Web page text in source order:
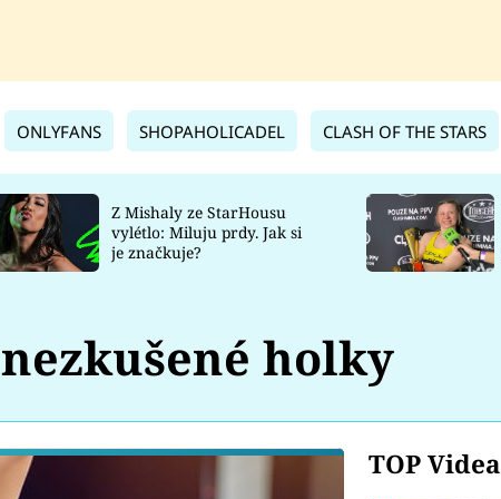
ONLYFANS SHOPAHOLICADEL CLASH OF THE STARS
Z Mishaly ze StarHousu
vylétlo: Miluju prdy. Jak si
je značkuje?
nezkušené holky
TOP Videa